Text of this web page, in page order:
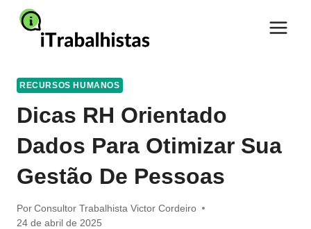
Pular
para
RECURSOS HUMANOS
Dicas RH Orientado
Dados Para Otimizar Sua
Gestão De Pessoas
Por Consultor Trabalhista Victor Cordeiro
24 de abril de 2025